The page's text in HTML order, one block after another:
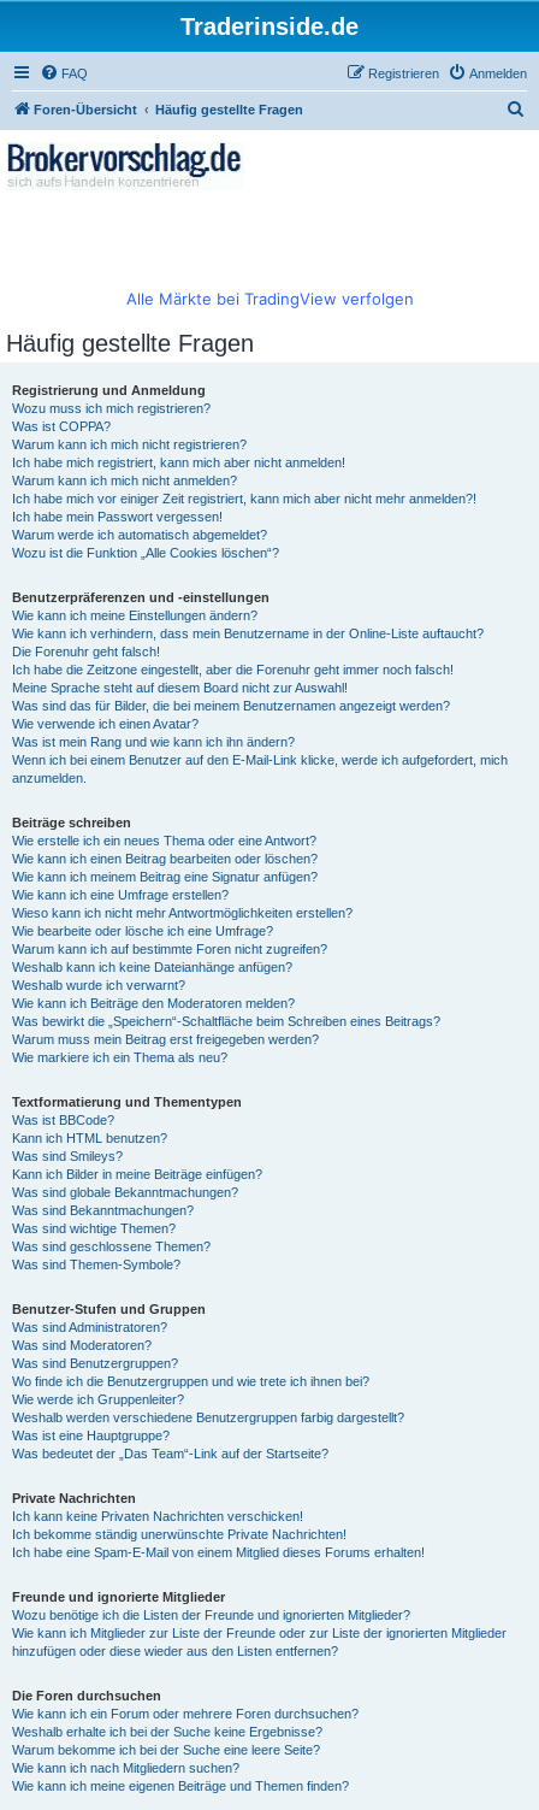
Traderinside.de
FAQ Anmelden
Registrieren
Foren-Übersicht Häufig gestellte Fragen
Alle Märkte bei TradingView verfolgen
Häufig gestellte Fragen
Registrierung und Anmeldung
Wozu muss ich mich registrieren?
Was ist COPPA?
Warum kann ich mich nicht registrieren?
Ich habe mich registriert, kann mich aber nicht anmelden!
Warum kann ich mich nicht anmelden?
Ich habe mich vor einiger Zeit registriert, kann mich aber nicht mehr anmelden?!
Ich habe mein Passwort vergessen!
Warum werde ich automatisch abgemeldet?
Wozu ist die Funktion „Alle Cookies löschen“?
Benutzerpräferenzen und -einstellungen
Wie kann ich meine Einstellungen ändern?
Wie kann ich verhindern, dass mein Benutzername in der Online-Liste auftaucht?
Die Forenuhr geht falsch!
Ich habe die Zeitzone eingestellt, aber die Forenuhr geht immer noch falsch!
Meine Sprache steht auf diesem Board nicht zur Auswahl!
Was sind das für Bilder, die bei meinem Benutzernamen angezeigt werden?
Wie verwende ich einen Avatar?
Was ist mein Rang und wie kann ich ihn ändern?
Wenn ich bei einem Benutzer auf den E-Mail-Link klicke, werde ich aufgefordert, mich
anzumelden.
Beiträge schreiben
Wie erstelle ich ein neues Thema oder eine Antwort?
Wie kann ich einen Beitrag bearbeiten oder löschen?
Wie kann ich meinem Beitrag eine Signatur anfügen?
Wie kann ich eine Umfrage erstellen?
Wieso kann ich nicht mehr Antwortmöglichkeiten erstellen?
Wie bearbeite oder lösche ich eine Umfrage?
Warum kann ich auf bestimmte Foren nicht zugreifen?
Weshalb kann ich keine Dateianhänge anfügen?
Weshalb wurde ich verwarnt?
Wie kann ich Beiträge den Moderatoren melden?
Was bewirkt die „Speichern“-Schaltfläche beim Schreiben eines Beitrags?
Warum muss mein Beitrag erst freigegeben werden?
Wie markiere ich ein Thema als neu?
Textformatierung und Thementypen
Was ist BBCode?
Kann ich HTML benutzen?
Was sind Smileys?
Kann ich Bilder in meine Beiträge einfügen?
Was sind globale Bekanntmachungen?
Was sind Bekanntmachungen?
Was sind wichtige Themen?
Was sind geschlossene Themen?
Was sind Themen-Symbole?
Benutzer-Stufen und Gruppen
Was sind Administratoren?
Was sind Moderatoren?
Was sind Benutzergruppen?
Wo finde ich die Benutzergruppen und wie trete ich ihnen bei?
Wie werde ich Gruppenleiter?
Weshalb werden verschiedene Benutzergruppen farbig dargestellt?
Was ist eine Hauptgruppe?
Was bedeutet der „Das Team“-Link auf der Startseite?
Private Nachrichten
Ich kann keine Privaten Nachrichten verschicken!
Ich bekomme ständig unerwünschte Private Nachrichten!
Ich habe eine Spam-E-Mail von einem Mitglied dieses Forums erhalten!
Freunde und ignorierte Mitglieder
Wozu benötige ich die Listen der Freunde und ignorierten Mitglieder?
Wie kann ich Mitglieder zur Liste der Freunde oder zur Liste der ignorierten Mitglieder
hinzufügen oder diese wieder aus den Listen entfernen?
Die Foren durchsuchen
Wie kann ich ein Forum oder mehrere Foren durchsuchen?
Weshalb erhalte ich bei der Suche keine Ergebnisse?
Warum bekomme ich bei der Suche eine leere Seite?
Wie kann ich nach Mitgliedern suchen?
Wie kann ich meine eigenen Beiträge und Themen finden?